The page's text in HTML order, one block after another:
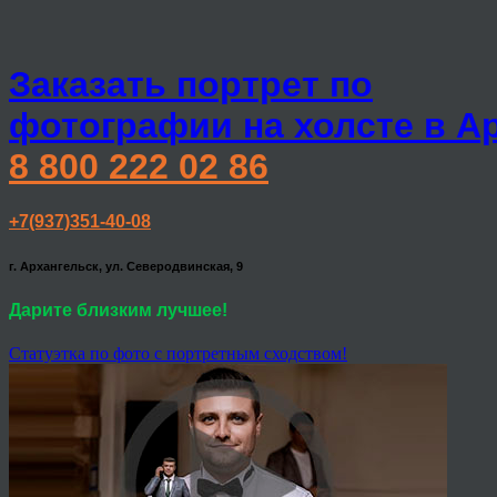
Заказать портрет по
фотографии на холсте в
8 800 222 02 86
+7(937)351-40-08
г. Архангельск, ул. Северодвинская, 9
Дарите близким лучшее!
Статуэтка по фото с портретным сходством!